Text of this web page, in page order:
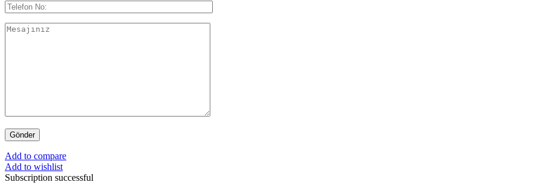
Add to compare
Add to wishlist
Subscription successful